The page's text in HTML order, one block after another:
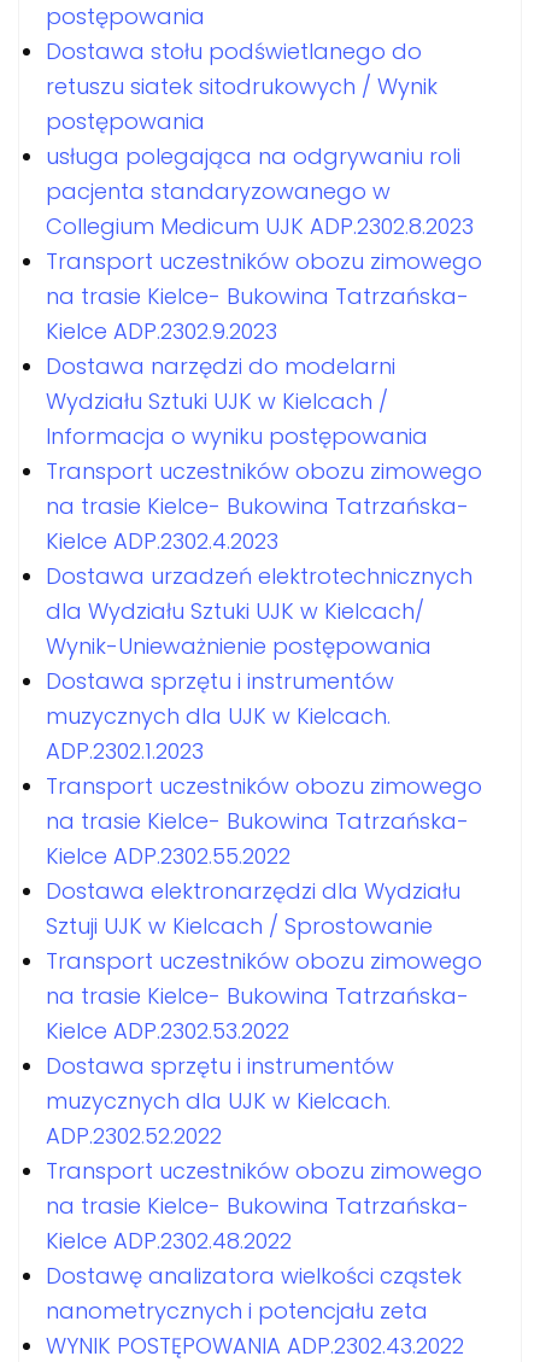
postępowania
Dostawa stołu podświetlanego do
retuszu siatek sitodrukowych / Wynik
postępowania
usługa polegająca na odgrywaniu roli
pacjenta standaryzowanego w
Collegium Medicum UJK ADP.2302.8.2023
Transport uczestników obozu zimowego
na trasie Kielce- Bukowina Tatrzańska-
Kielce ADP.2302.9.2023
Dostawa narzędzi do modelarni
Wydziału Sztuki UJK w Kielcach /
Informacja o wyniku postępowania
Transport uczestników obozu zimowego
na trasie Kielce- Bukowina Tatrzańska-
Kielce ADP.2302.4.2023
Dostawa urzadzeń elektrotechnicznych
dla Wydziału Sztuki UJK w Kielcach/
Wynik-Unieważnienie postępowania
Dostawa sprzętu i instrumentów
muzycznych dla UJK w Kielcach.
ADP.2302.1.2023
Transport uczestników obozu zimowego
na trasie Kielce- Bukowina Tatrzańska-
Kielce ADP.2302.55.2022
Dostawa elektronarzędzi dla Wydziału
Sztuji UJK w Kielcach / Sprostowanie
Transport uczestników obozu zimowego
na trasie Kielce- Bukowina Tatrzańska-
Kielce ADP.2302.53.2022
Dostawa sprzętu i instrumentów
muzycznych dla UJK w Kielcach.
ADP.2302.52.2022
Transport uczestników obozu zimowego
na trasie Kielce- Bukowina Tatrzańska-
Kielce ADP.2302.48.2022
Dostawę analizatora wielkości cząstek
nanometrycznych i potencjału zeta
WYNIK POSTĘPOWANIA ADP.2302.43.2022